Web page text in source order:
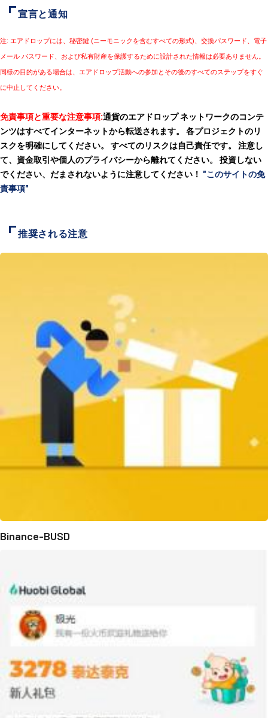
宣言と通知
注: エアドロップには、秘密鍵 (ニーモニックを含むすべての形式)、交換パスワード、電子
メール パスワード、および私有財産を保護するために設計された情報は必要ありません。
同様の目的がある場合は、エアドロップ活動への参加とその後のすべてのステップをすぐ
に中止してください。
免責事項と重要な注意事項:通貨のエアドロップ ネットワークのコンテ
ンツはすべてインターネットから転送されます。 各プロジェクトのリ
スクを明確にしてください。 すべてのリスクは自己責任です。 注意し
て、資金取引や個人のプライバシーから離れてください。 投資しない
でください、だまされないように注意してください！ "このサイトの免
責事項"
推奨される注意
Binance-BUSD